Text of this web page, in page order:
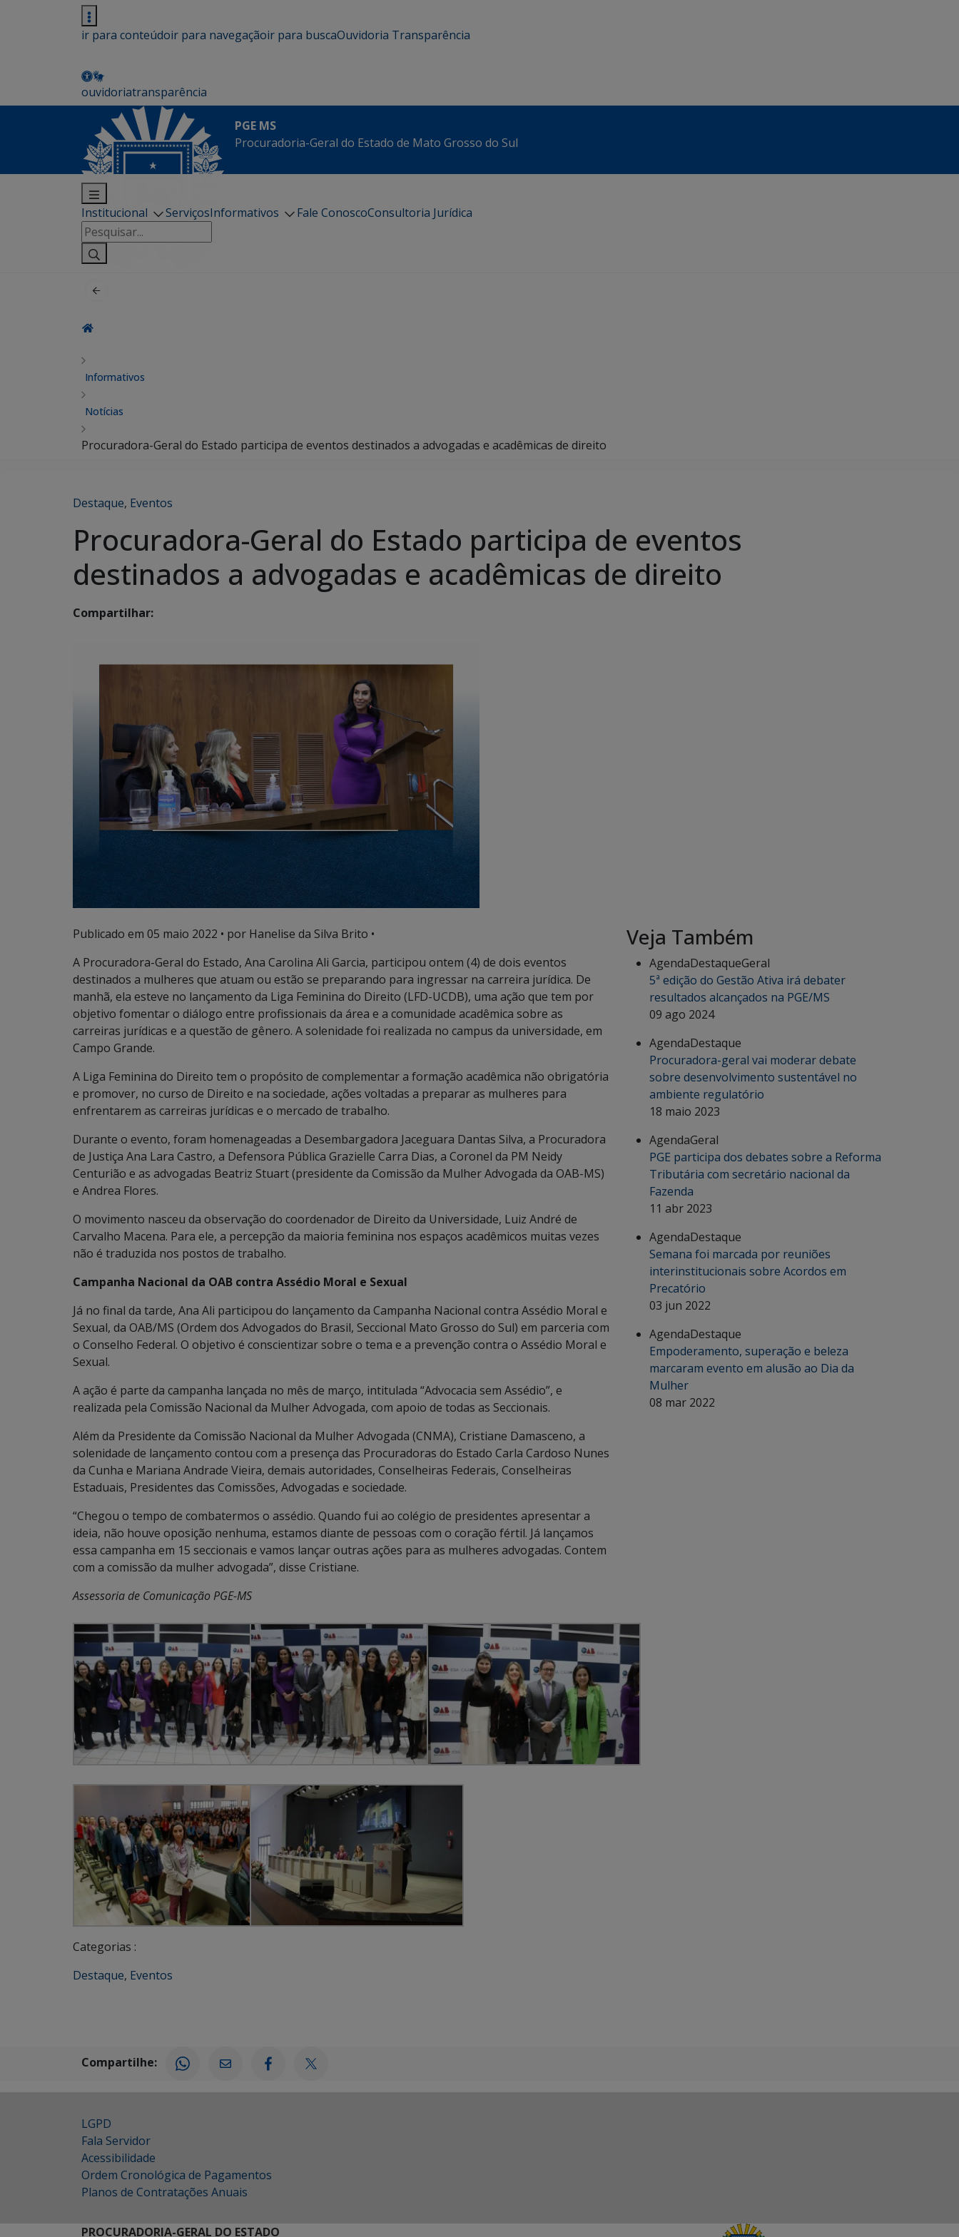
ir para conteúdoir para navegaçãoir para buscaOuvidoria Transparência
ouvidoriatransparência
PGE MS
Procuradoria-Geral do Estado de Mato Grosso do Sul
Institucional ServiçosInformativos Fale ConoscoConsultoria Jurídica
Pesquisar
por:
Informativos
Notícias
Procuradora-Geral do Estado participa de eventos destinados a advogadas e acadêmicas de direito
Destaque, Eventos
Procuradora-Geral do Estado participa de eventos
destinados a advogadas e acadêmicas de direito
Compartilhar:
Publicado em 05 maio 2022 • por Hanelise da Silva Brito •
A Procuradora-Geral do Estado, Ana Carolina Ali Garcia, participou ontem (4) de dois eventos
destinados a mulheres que atuam ou estão se preparando para ingressar na carreira jurídica. De
manhã, ela esteve no lançamento da Liga Feminina do Direito (LFD-UCDB), uma ação que tem por
objetivo fomentar o diálogo entre profissionais da área e a comunidade acadêmica sobre as
carreiras jurídicas e a questão de gênero. A solenidade foi realizada no campus da universidade, em
Campo Grande.
A Liga Feminina do Direito tem o propósito de complementar a formação acadêmica não obrigatória
e promover, no curso de Direito e na sociedade, ações voltadas a preparar as mulheres para
enfrentarem as carreiras jurídicas e o mercado de trabalho.
Durante o evento, foram homenageadas a Desembargadora Jaceguara Dantas Silva, a Procuradora
de Justiça Ana Lara Castro, a Defensora Pública Grazielle Carra Dias, a Coronel da PM Neidy
Centurião e as advogadas Beatriz Stuart (presidente da Comissão da Mulher Advogada da OAB-MS)
e Andrea Flores.
O movimento nasceu da observação do coordenador de Direito da Universidade, Luiz André de
Carvalho Macena. Para ele, a percepção da maioria feminina nos espaços acadêmicos muitas vezes
não é traduzida nos postos de trabalho.
Campanha Nacional da OAB contra Assédio Moral e Sexual
Já no final da tarde, Ana Ali participou do lançamento da Campanha Nacional contra Assédio Moral e
Sexual, da OAB/MS (Ordem dos Advogados do Brasil, Seccional Mato Grosso do Sul) em parceria com
o Conselho Federal. O objetivo é conscientizar sobre o tema e a prevenção contra o Assédio Moral e
Sexual.
A ação é parte da campanha lançada no mês de março, intitulada “Advocacia sem Assédio”, e
realizada pela Comissão Nacional da Mulher Advogada, com apoio de todas as Seccionais.
Além da Presidente da Comissão Nacional da Mulher Advogada (CNMA), Cristiane Damasceno, a
solenidade de lançamento contou com a presença das Procuradoras do Estado Carla Cardoso Nunes
da Cunha e Mariana Andrade Vieira, demais autoridades, Conselheiras Federais, Conselheiras
Estaduais, Presidentes das Comissões, Advogadas e sociedade.
“Chegou o tempo de combatermos o assédio. Quando fui ao colégio de presidentes apresentar a
ideia, não houve oposição nenhuma, estamos diante de pessoas com o coração fértil. Já lançamos
essa campanha em 15 seccionais e vamos lançar outras ações para as mulheres advogadas. Contem
com a comissão da mulher advogada”, disse Cristiane.
Assessoria de Comunicação PGE-MS
Categorias :
Destaque, Eventos
Veja Também
AgendaDestaqueGeral
5ª edição do Gestão Ativa irá debater
resultados alcançados na PGE/MS
09 ago 2024
AgendaDestaque
Procuradora-geral vai moderar debate
sobre desenvolvimento sustentável no
ambiente regulatório
18 maio 2023
AgendaGeral
PGE participa dos debates sobre a Reforma
Tributária com secretário nacional da
Fazenda
11 abr 2023
AgendaDestaque
Semana foi marcada por reuniões
interinstitucionais sobre Acordos em
Precatório
03 jun 2022
AgendaDestaque
Empoderamento, superação e beleza
marcaram evento em alusão ao Dia da
Mulher
08 mar 2022
Compartilhe:
LGPD
Fala Servidor
Acessibilidade
Ordem Cronológica de Pagamentos
Planos de Contratações Anuais
PROCURADORIA-GERAL DO ESTADO